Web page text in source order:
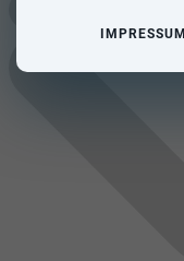
IMPRESSUM